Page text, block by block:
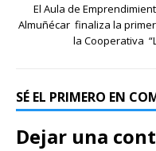
El Aula de
Almuñécar finaliza la
la Cooperativa
SÉ EL PRIMERO EN
Dejar una